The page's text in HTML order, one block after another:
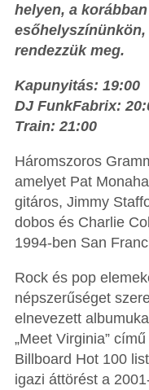
helyen, a
esőhelyszínünkön,
rendezzük meg.
Kapunyitás: 19:00
DJ FunkFabrix:
Train: 21:00
Háromszoros
amelyet Pat
gitáros, Jimmy
dobos és Charlie
1994-ben San
Rock és pop
népszerűséget
elnevezett
„Meet Virginia”
Billboard Hot 100
igazi áttörést a